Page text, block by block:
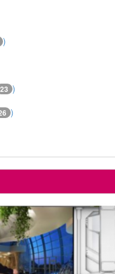
)
23 )
)